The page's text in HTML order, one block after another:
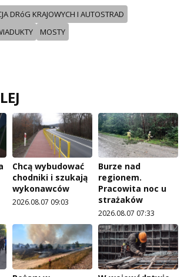
DRóG KRAJOWYCH I AUTOSTRAD
MOSTY
Chcą wybudować
chodniki i szukają
wykonawców
2026.08.07 09:03
Burze nad
regionem.
Pracowita noc u
strażaków
2026.08.07 07:33